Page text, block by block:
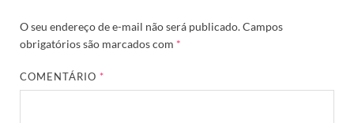
O seu endereço de e-mail não será publicado.Campos
obrigatórios são marcados com *
COMENTÁRIO*